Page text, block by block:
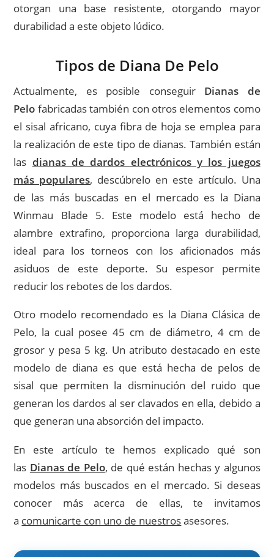
otorgan una base resistente, otorgando mayor
durabilidad a este objeto lúdico.
Tipos de Diana De Pelo
Actualmente, es posible conseguir Dianas de
Pelo fabricadas también con otros elementos como
el sisal africano, cuya fibra de hoja se emplea para
la realización de este tipo de dianas. También están
las dianas de dardos electrónicos y los juegos
más populares, descúbrelo en este artículo. Una
de las más buscadas en el mercado es la Diana
Winmau Blade 5. Este modelo está hecho de
alambre extrafino, proporciona larga durabilidad,
ideal para los torneos con los aficionados más
asiduos de este deporte. Su espesor permite
reducir los rebotes de los dardos.
Otro modelo recomendado es la Diana Clásica de
Pelo, la cual posee 45 cm de diámetro, 4 cm de
grosor y pesa 5 kg. Un atributo destacado en este
modelo de diana es que está hecha de pelos de
sisal que permiten la disminución del ruido que
generan los dardos al ser clavados en ella, debido a
que generan una absorción del impacto.
En este artículo te hemos explicado qué son
las Dianas de Pelo, de qué están hechas y algunos
modelos más buscados en el mercado. Si deseas
conocer más acerca de ellas, te invitamos
a comunicarte con uno de nuestrosasesores.